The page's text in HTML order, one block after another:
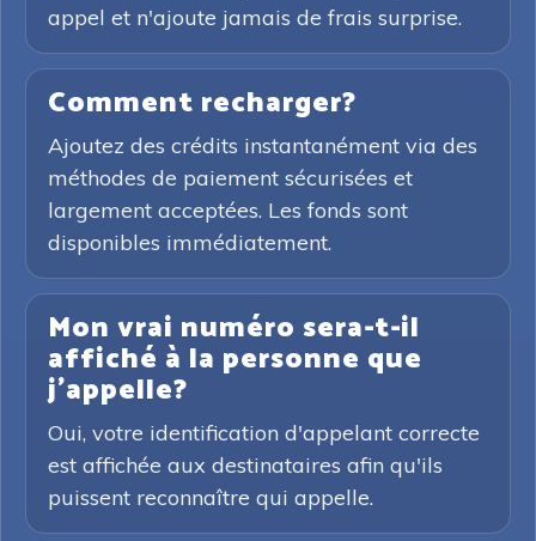
appel et n'ajoute jamais de frais surprise.
Comment recharger?
Ajoutez des crédits instantanément via des
méthodes de paiement sécurisées et
largement acceptées. Les fonds sont
disponibles immédiatement.
Mon vrai numéro sera-t-il
affiché à la personne que
j'appelle?
Oui, votre identification d'appelant correcte
est affichée aux destinataires afin qu'ils
puissent reconnaître qui appelle.